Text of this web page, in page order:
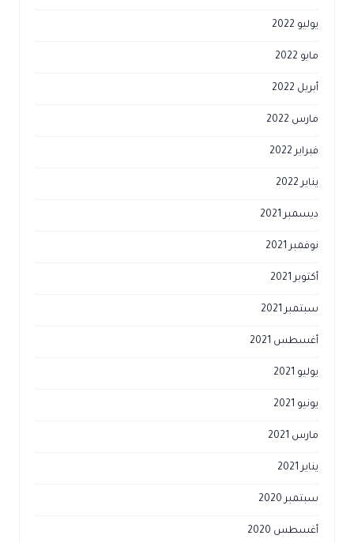
يوليو 2022
مايو 2022
أبريل 2022
مارس 2022
فبراير 2022
يناير 2022
ديسمبر 2021
نوفمبر 2021
أكتوبر 2021
سبتمبر 2021
أغسطس 2021
يوليو 2021
يونيو 2021
مارس 2021
يناير 2021
سبتمبر 2020
أغسطس 2020